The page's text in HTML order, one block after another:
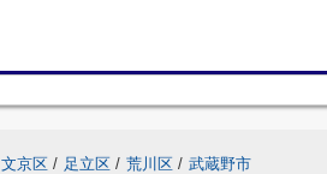
文京区 / 足立区 / 荒川区 / 武蔵野市